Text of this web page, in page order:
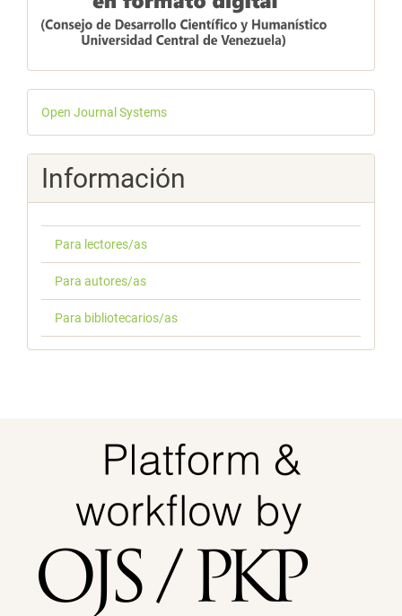
Desarrollado
por
Open Journal Systems
Información
Para lectores/as
Para autores/as
Para bibliotecarios/as